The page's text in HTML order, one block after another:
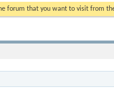
forum that you want to visit from